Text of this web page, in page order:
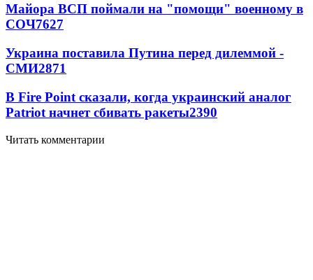
Майора ВСП поймали на "помощи" военному в
СОЧ7627
Украина поставила Путина перед дилеммой -
СМИ2871
В Fire Point сказали, когда украинский аналог
Patriot начнет сбивать ракеты2390
Читать комментарии